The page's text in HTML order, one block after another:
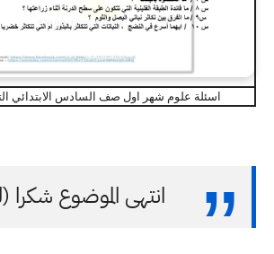
اسئلة علوم شهر اول صف السادس الابتدائي
انتهى الموضوع